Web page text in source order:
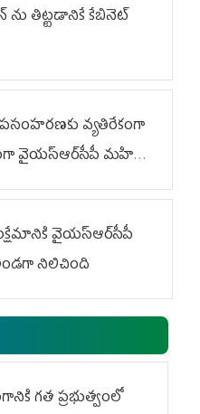
తిట్టడానికే కేబినెట్‌
వ్యతిరేకంగా
వైయ‌స్ఆర్‌సీపీ మహిళా
వైయ‌స్ఆర్‌సీపీ
నిలిచింది
గత ప్రభుత్వంలో